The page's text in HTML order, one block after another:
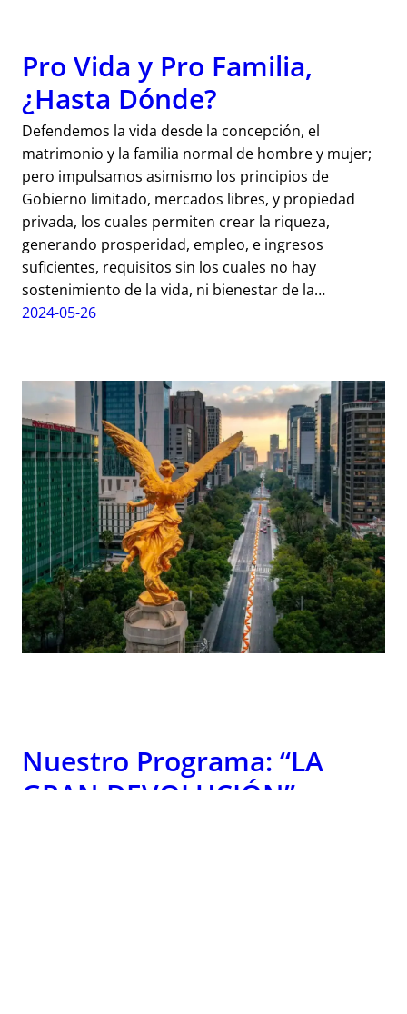
Pro Vida y Pro Familia,
¿Hasta Dónde?
Defendemos la vida desde la concepción, el
matrimonio y la familia normal de hombre y mujer;
pero impulsamos asimismo los principios de
Gobierno limitado, mercados libres, y propiedad
privada, los cuales permiten crear la riqueza,
generando prosperidad, empleo, e ingresos
suficientes, requisitos sin los cuales no hay
sostenimiento de la vida, ni bienestar de la…
2024-05-26
Nuestro Programa: “LA
GRAN DEVOLUCIÓN” a